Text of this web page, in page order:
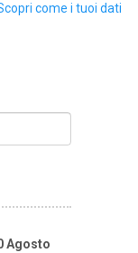
come i tuoi dati
Agosto